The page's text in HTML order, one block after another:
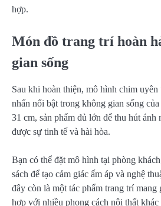
hợp.
Món đồ trang trí hoàn
gian sống
Sau khi hoàn thiện, mô hình chim
nhấn nổi bật trong không gian sống
31 cm, sản phẩm đủ lớn để thu hút
được sự tinh tế và hài hòa.
Bạn có thể đặt mô hình tại phòng
sách để tạo cảm giác ấm áp và nghệ
đây còn là một tác phẩm trang trí mang
hợp với nhiều phong cách nội thất khác